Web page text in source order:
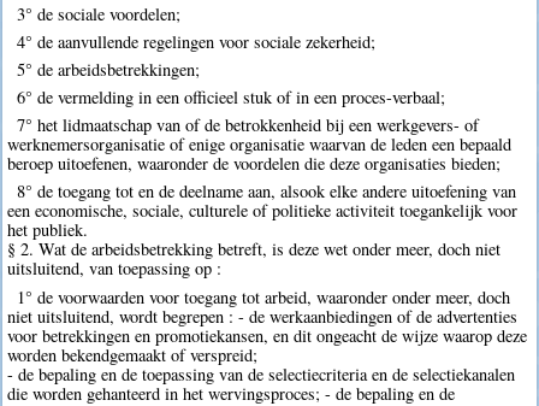
3° de sociale voordelen;
4° de aanvullende regelingen voor sociale zekerheid;
5° de arbeidsbetrekkingen;
6° de vermelding in een officieel stuk of in een proces-verbaal;
7° het lidmaatschap van of de betrokkenheid bij een werkgevers- of
werknemersorganisatie of enige organisatie waarvan de leden een bepaald
beroep uitoefenen, waaronder de voordelen die deze organisaties bieden;
8° de toegang tot en de deelname aan, alsook elke andere uitoefening van
een economische, sociale, culturele of politieke activiteit toegankelijk voor
het publiek.
§ 2. Wat de arbeidsbetrekking betreft, is deze wet onder meer, doch niet
uitsluitend, van toepassing op :
1° de voorwaarden voor toegang tot arbeid, waaronder onder meer, doch
niet uitsluitend, wordt begrepen : - de werkaanbiedingen of de advertenties
voor betrekkingen en promotiekansen, en dit ongeacht de wijze waarop deze
worden bekendgemaakt of verspreid;
- de bepaling en de toepassing van de selectiecriteria en de selectiekanalen
die worden gehanteerd in het wervingsproces; - de bepaling en de